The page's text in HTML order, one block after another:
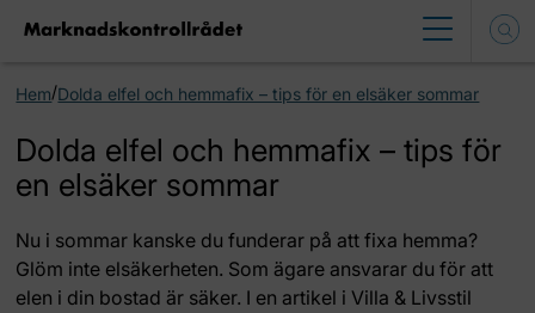
Hem/Dolda elfel och hemmafix – tips för en elsäker sommar
Dolda elfel och hemmafix – tips för
en elsäker sommar
Nu i sommar kanske du funderar på att fixa hemma?
Glöm inte elsäkerheten. Som ägare ansvarar du för att
elen i din bostad är säker. I en artikel i Villa & Livsstil